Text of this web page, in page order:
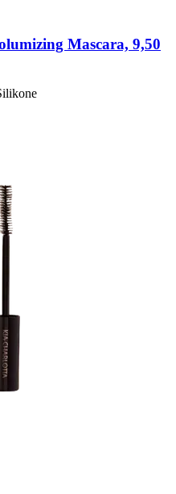
Mascara, 9,50